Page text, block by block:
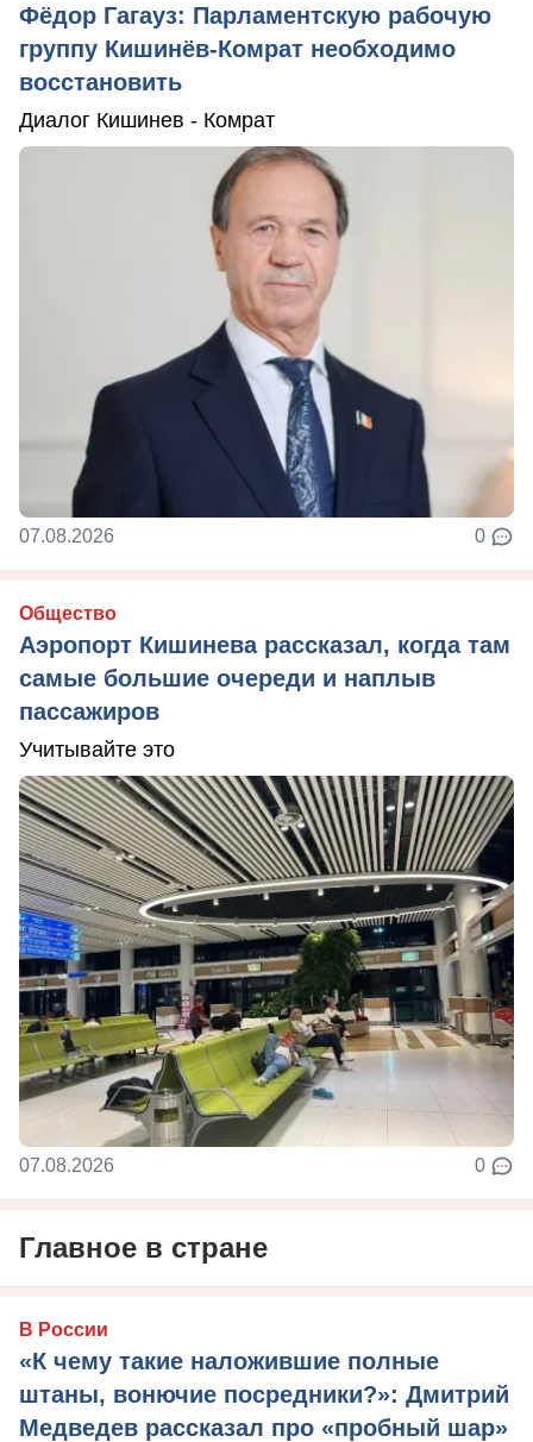
Фёдор Гагауз: Парламентскую рабочую
группу Кишинёв-Комрат необходимо
восстановить
Диалог Кишинев - Комрат
07.08.2026 0
Общество
Аэропорт Кишинева рассказал, когда там
самые большие очереди и наплыв
пассажиров
Учитывайте это
07.08.2026 0
Главное в стране
В России
«К чему такие наложившие полные
штаны, вонючие посредники?»: Дмитрий
Медведев рассказал про «пробный шар»